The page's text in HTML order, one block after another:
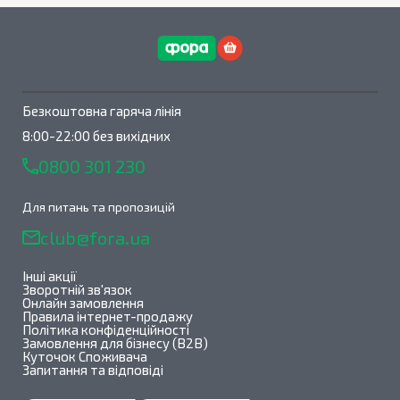
Безкоштовна гаряча лінія
8:00-22:00 без вихідних
0800 301 230
Для питань та пропозицій
club@fora.ua
Інші акції
Зворотній зв'язок
Онлайн замовлення
Правила інтернет-продажу
Політика конфіденційності
Замовлення для бізнесу (B2B)
Куточок Споживача
Запитання та відповіді